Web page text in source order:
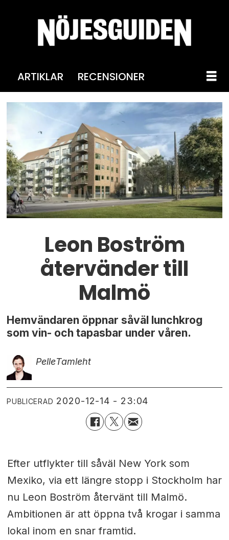
ARTIKLAR RECENSIONER
Leon Boström
återvänder till
Malmö
Hemvändaren öppnar såväl lunchkrog
som vin- och tapasbar under våren.
PelleTamleht
PUBLICERAD 2020-12-14 - 23:04
Efter utflykter till såväl New York som
Mexiko, via ett längre stopp i Stockholm har
nu Leon Boström återvänt till Malmö.
Ambitionen är att öppna två krogar i samma
lokal inom en snar framtid.